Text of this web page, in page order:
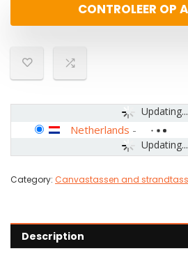
CONTROLEER OP
Updating...
Updating...
Netherlands -
Category: Canvastassen and
Description